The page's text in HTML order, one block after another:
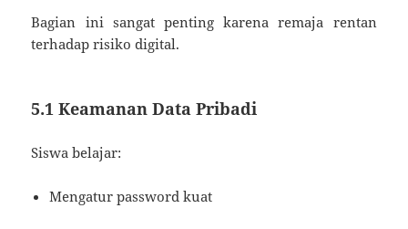
Bagian ini sangat penting karena remaja rentan
terhadap risiko digital.
5.1 Keamanan Data Pribadi
Siswa belajar:
Mengatur password kuat